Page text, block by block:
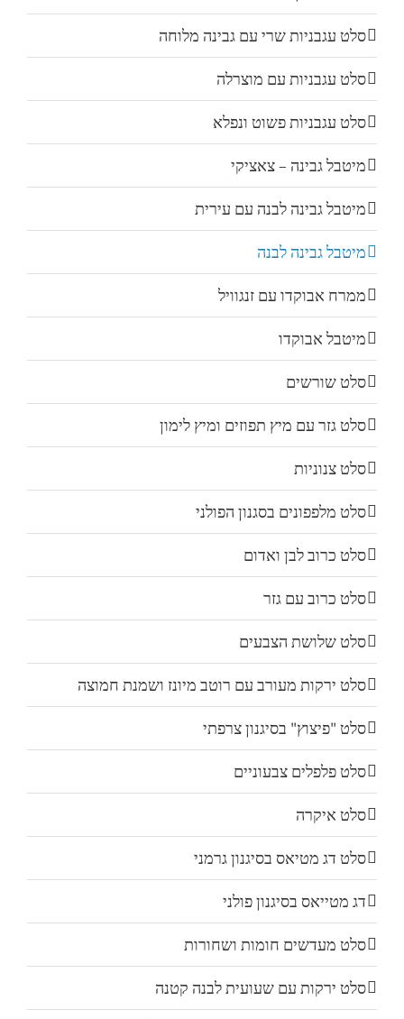
סלט עגבניות שרי עם גבינה מלוחה
סלט עגבניות עם מוצרלה
סלט עגבניות פשוט ונפלא
מיטבל גבינה – צאציקי
מיטבל גבינה לבנה עם עירית
מיטבל גבינה לבנה
ממרח אבוקדו עם זנגוויל
מיטבל אבוקדו
סלט שורשים
סלט גזר עם מיץ תפוזים ומיץ לימון
סלט צנוניות
סלט מלפפונים בסגנון הפולני
סלט כרוב לבן ואדום
סלט כרוב עם גזר
סלט שלושת הצבעים
סלט ירקות מעורב עם רוטב מיונז ושמנת חמוצה
סלט "פיצוץ" בסיגנון צרפתי
סלט פלפלים צבעוניים
סלט איקרה
סלט דג מטיאס בסיגנון גרמני
דג מטייאס בסיגנון פולני
סלט מעדשים חומות ושחורות
סלט ירקות עם שעועית לבנה קטנה